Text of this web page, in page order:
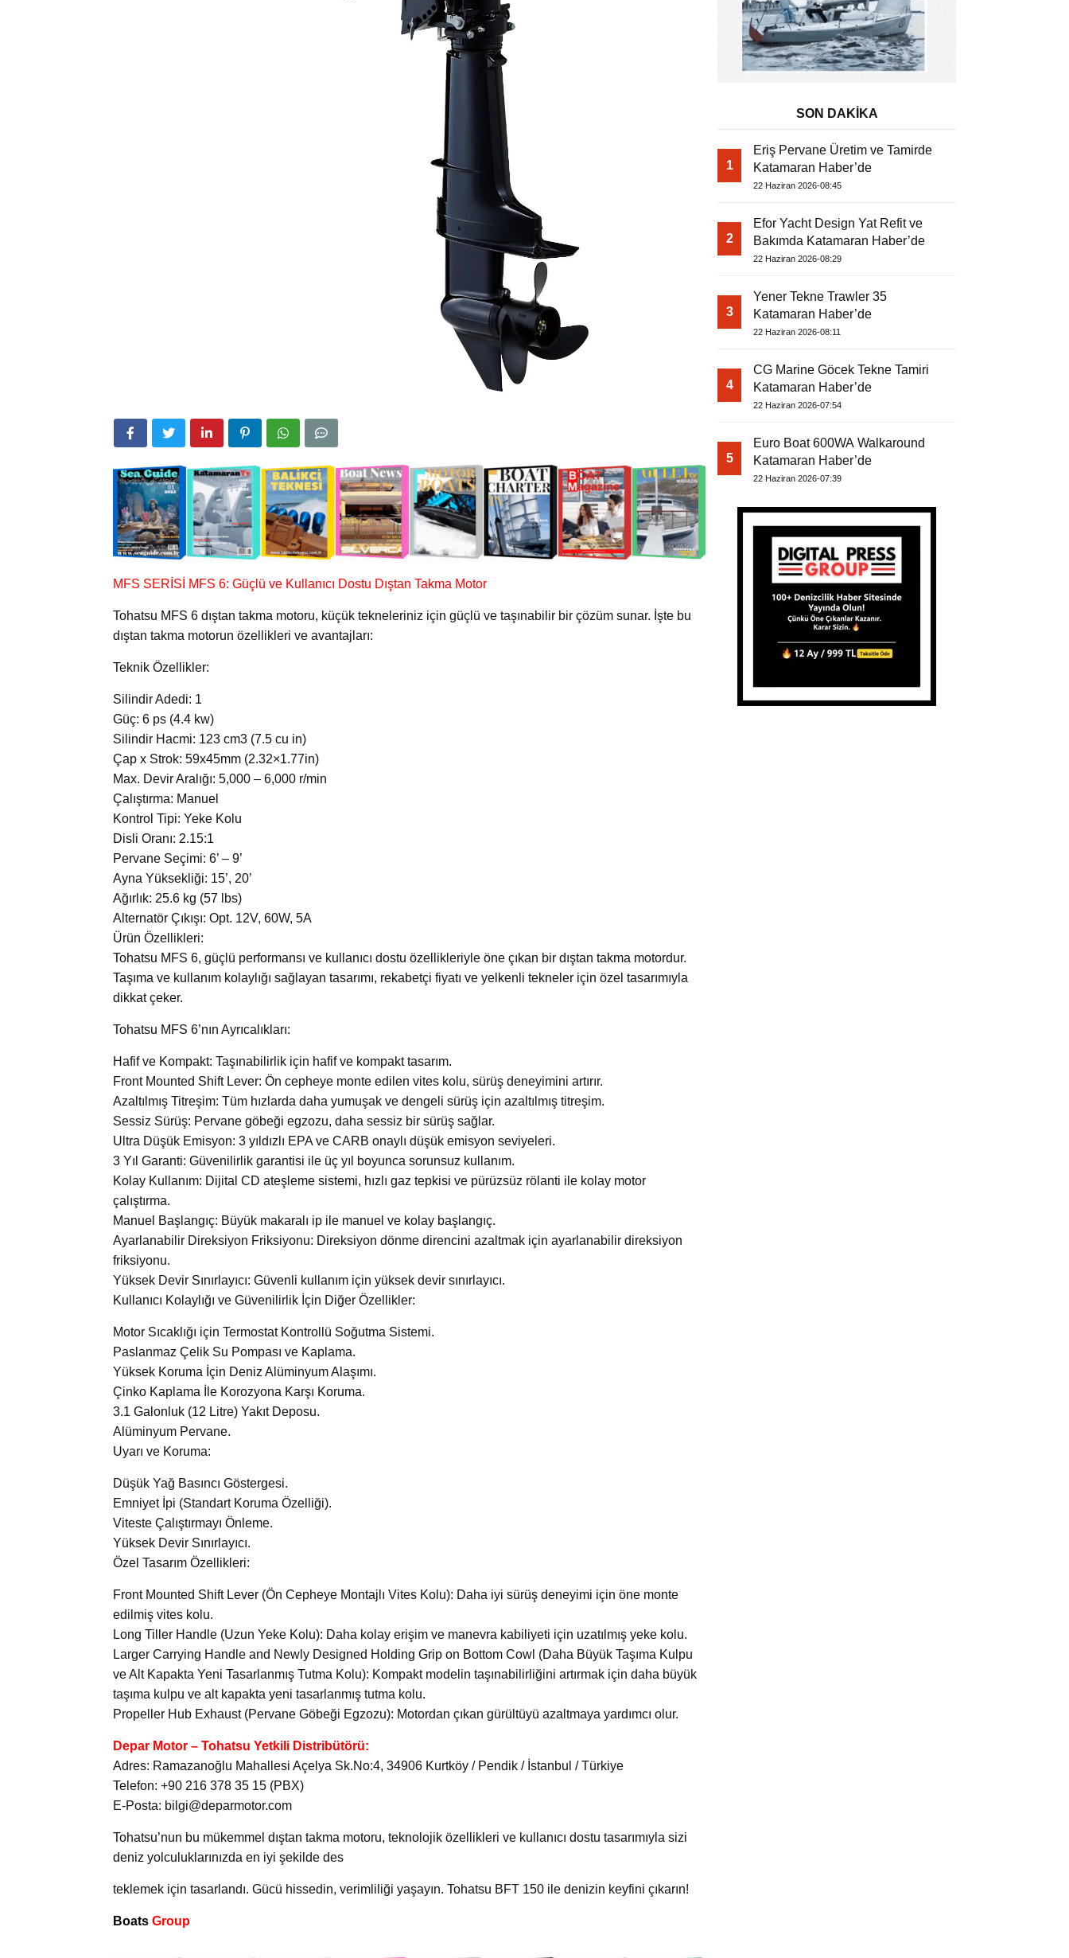
MFS SERİSİ MFS 6: Güçlü ve Kullanıcı Dostu Dıştan Takma Motor
Tohatsu MFS 6 dıştan takma motoru, küçük tekneleriniz için güçlü ve taşınabilir bir çözüm sunar. İşte bu
dıştan takma motorun özellikleri ve avantajları:
Teknik Özellikler:
Silindir Adedi: 1
Güç: 6 ps (4.4 kw)
Silindir Hacmi: 123 cm3 (7.5 cu in)
Çap x Strok: 59x45mm (2.32×1.77in)
Max. Devir Aralığı: 5,000 – 6,000 r/min
Çalıştırma: Manuel
Kontrol Tipi: Yeke Kolu
Disli Oranı: 2.15:1
Pervane Seçimi: 6’ – 9’
Ayna Yüksekliği: 15’, 20’
Ağırlık: 25.6 kg (57 lbs)
Alternatör Çıkışı: Opt. 12V, 60W, 5A
Ürün Özellikleri:
Tohatsu MFS 6, güçlü performansı ve kullanıcı dostu özellikleriyle öne çıkan bir dıştan takma motordur.
Taşıma ve kullanım kolaylığı sağlayan tasarımı, rekabetçi fiyatı ve yelkenli tekneler için özel tasarımıyla
dikkat çeker.
Tohatsu MFS 6’nın Ayrıcalıkları:
Hafif ve Kompakt: Taşınabilirlik için hafif ve kompakt tasarım.
Front Mounted Shift Lever: Ön cepheye monte edilen vites kolu, sürüş deneyimini artırır.
Azaltılmış Titreşim: Tüm hızlarda daha yumuşak ve dengeli sürüş için azaltılmış titreşim.
Sessiz Sürüş: Pervane göbeği egzozu, daha sessiz bir sürüş sağlar.
Ultra Düşük Emisyon: 3 yıldızlı EPA ve CARB onaylı düşük emisyon seviyeleri.
3 Yıl Garanti: Güvenilirlik garantisi ile üç yıl boyunca sorunsuz kullanım.
Kolay Kullanım: Dijital CD ateşleme sistemi, hızlı gaz tepkisi ve pürüzsüz rölanti ile kolay motor
çalıştırma.
Manuel Başlangıç: Büyük makaralı ip ile manuel ve kolay başlangıç.
Ayarlanabilir Direksiyon Friksiyonu: Direksiyon dönme direncini azaltmak için ayarlanabilir direksiyon
friksiyonu.
Yüksek Devir Sınırlayıcı: Güvenli kullanım için yüksek devir sınırlayıcı.
Kullanıcı Kolaylığı ve Güvenilirlik İçin Diğer Özellikler:
Motor Sıcaklığı için Termostat Kontrollü Soğutma Sistemi.
Paslanmaz Çelik Su Pompası ve Kaplama.
Yüksek Koruma İçin Deniz Alüminyum Alaşımı.
Çinko Kaplama İle Korozyona Karşı Koruma.
3.1 Galonluk (12 Litre) Yakıt Deposu.
Alüminyum Pervane.
Uyarı ve Koruma:
Düşük Yağ Basıncı Göstergesi.
Emniyet İpi (Standart Koruma Özelliği).
Viteste Çalıştırmayı Önleme.
Yüksek Devir Sınırlayıcı.
Özel Tasarım Özellikleri:
Front Mounted Shift Lever (Ön Cepheye Montajlı Vites Kolu): Daha iyi sürüş deneyimi için öne monte
edilmiş vites kolu.
Long Tiller Handle (Uzun Yeke Kolu): Daha kolay erişim ve manevra kabiliyeti için uzatılmış yeke kolu.
Larger Carrying Handle and Newly Designed Holding Grip on Bottom Cowl (Daha Büyük Taşıma Kulpu
ve Alt Kapakta Yeni Tasarlanmış Tutma Kolu): Kompakt modelin taşınabilirliğini artırmak için daha büyük
taşıma kulpu ve alt kapakta yeni tasarlanmış tutma kolu.
Propeller Hub Exhaust (Pervane Göbeği Egzozu): Motordan çıkan gürültüyü azaltmaya yardımcı olur.
Depar Motor – Tohatsu Yetkili Distribütörü:
Adres: Ramazanoğlu Mahallesi Açelya Sk.No:4, 34906 Kurtköy / Pendik / İstanbul / Türkiye
Telefon: +90 216 378 35 15 (PBX)
E-Posta: bilgi@deparmotor.com
Tohatsu’nun bu mükemmel dıştan takma motoru, teknolojik özellikleri ve kullanıcı dostu tasarımıyla sizi
deniz yolculuklarınızda en iyi şekilde des
teklemek için tasarlandı. Gücü hissedin, verimliliği yaşayın. Tohatsu BFT 150 ile denizin keyfini çıkarın!
Boats Group
SON DAKİKA
1
Eriş Pervane Üretim ve Tamirde
Katamaran Haber’de
22 Haziran 2026-08:45
2
Efor Yacht Design Yat Refit ve
Bakımda Katamaran Haber’de
22 Haziran 2026-08:29
3
Yener Tekne Trawler 35
Katamaran Haber’de
22 Haziran 2026-08:11
4
CG Marine Göcek Tekne Tamiri
Katamaran Haber’de
22 Haziran 2026-07:54
5
Euro Boat 600WA Walkaround
Katamaran Haber’de
22 Haziran 2026-07:39